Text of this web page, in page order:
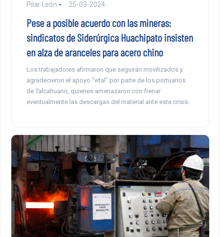
Pilar León 25-03-2024
Pese a posible acuerdo con las mineras:
sindicatos de Siderúrgica Huachipato insisten
en alza de aranceles para acero chino
Los trabajadores afirmaron que seguirán movilizados y
agradecieron el apoyo “vital” por parte de los portuarios
de Talcahuano, quienes amenazaron con frenar
eventualmente las descargas del material ante esta crisis.